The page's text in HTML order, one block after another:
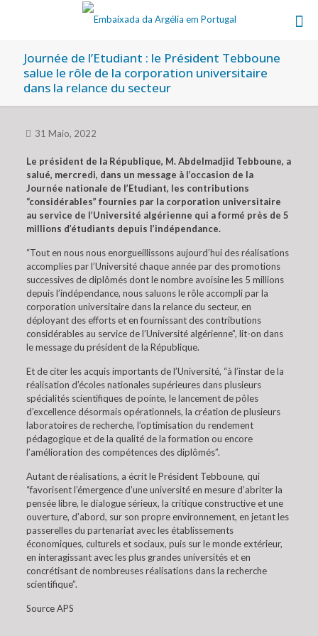
Journée de l’Etudiant : le Président Tebboune
salue le rôle de la corporation universitaire
dans la relance du secteur
31 Maio, 2022
Le président de la République, M. Abdelmadjid Tebboune, a
salué, mercredi, dans un message à l’occasion de la
Journée nationale de l’Etudiant, les contributions
“considérables” fournies par la corporation universitaire
au service de l’Université algérienne qui a formé près de 5
millions d’étudiants depuis l’indépendance.
“Tout en nous nous enorgueillissons aujourd’hui des réalisations
accomplies par l’Université chaque année par des promotions
successives de diplômés dont le nombre avoisine les 5 millions
depuis l’indépendance, nous saluons le rôle accompli par la
corporation universitaire dans la relance du secteur, en
déployant des efforts et en fournissant des contributions
considérables au service de l’Université algérienne”, lit-on dans
le message du président de la République.
Et de citer les acquis importants de l’Université, “à l’instar de la
réalisation d’écoles nationales supérieures dans plusieurs
spécialités scientifiques de pointe, le lancement de pôles
d’excellence désormais opérationnels, la création de plusieurs
laboratoires de recherche, l’optimisation du rendement
pédagogique et de la qualité de la formation ou encore
l’amélioration des compétences des diplômés”.
Autant de réalisations, a écrit le Président Tebboune, qui
“favorisent l’émergence d’une université en mesure d’abriter la
pensée libre, le dialogue sérieux, la critique constructive et une
ouverture, d’abord, sur son propre environnement, en jetant les
passerelles du partenariat avec les établissements
économiques, culturels et sociaux, puis sur le monde extérieur,
en interagissant avec les plus grandes universités et en
concrétisant de nombreuses réalisations dans la recherche
scientifique”.
Source APS